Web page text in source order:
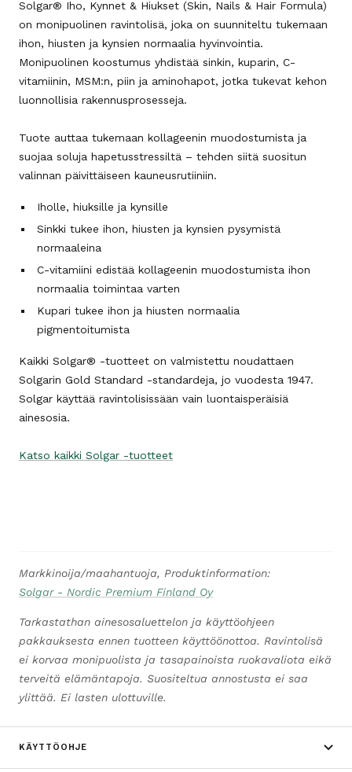
Solgar® Iho, Kynnet & Hiukset (Skin, Nails & Hair Formula)
on monipuolinen ravintolisä, joka on suunniteltu tukemaan
ihon, hiusten ja kynsien normaalia hyvinvointia.
Monipuolinen koostumus yhdistää sinkin, kuparin, C-
vitamiinin, MSM:n, piin ja aminohapot, jotka tukevat kehon
luonnollisia rakennusprosesseja.
Tuote auttaa tukemaan kollageenin muodostumista ja
suojaa soluja hapetusstressiltä – tehden siitä suositun
valinnan päivittäiseen kauneusrutiiniin.
Iholle, hiuksille ja kynsille
Sinkki tukee ihon, hiusten ja kynsien pysymistä
normaaleina
C-vitamiini edistää kollageenin muodostumista ihon
normaalia toimintaa varten
Kupari tukee ihon ja hiusten normaalia
pigmentoitumista
Kaikki Solgar® -tuotteet on valmistettu noudattaen
Solgarin Gold Standard -standardeja, jo vuodesta 1947.
Solgar käyttää ravintolisissään vain luontaisperäisiä
ainesosia.
Katso kaikki Solgar -tuotteet
Markkinoija/maahantuoja, Produktinformation:
Solgar - Nordic Premium Finland Oy
Tarkastathan ainesosaluettelon ja käyttöohjeen
pakkauksesta ennen tuotteen käyttöönottoa. Ravintolisä
ei korvaa monipuolista ja tasapainoista ruokavaliota eikä
terveitä elämäntapoja. Suositeltua annostusta ei saa
ylittää. Ei lasten ulottuville.
KÄYTTÖOHJE